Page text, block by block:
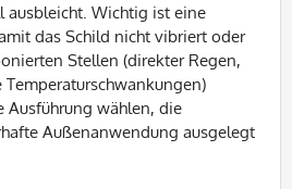
ausbleicht. Wichtig ist eine
das Schild nicht vibriert oder
Stellen (direkter Regen,
Ausführung wählen, die
Außenanwendung ausgelegt